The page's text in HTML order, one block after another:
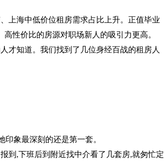
上海中低价位租房需求占比上升。正值毕业
性价比的房源对职场新人的吸引力更高。
才知道。我们找到了几位身经百战的租房人
印象最深刻的还是第一套。
到,下班后到附近找中介看了几套房,就匆忙定